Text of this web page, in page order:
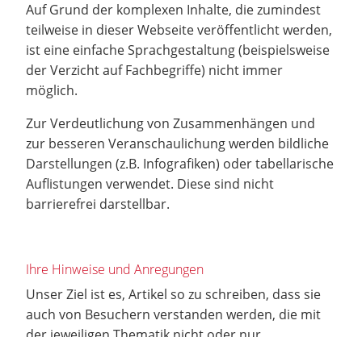
Auf Grund der komplexen Inhalte, die zumindest
teilweise in dieser Webseite veröffentlicht werden,
ist eine einfache Sprachgestaltung (beispielsweise
der Verzicht auf Fachbegriffe) nicht immer
möglich.
Zur Verdeutlichung von Zusammenhängen und
zur besseren Veranschaulichung werden bildliche
Darstellungen (z.B. Infografiken) oder tabellarische
Auflistungen verwendet. Diese sind nicht
barrierefrei darstellbar.
Ihre Hinweise und Anregungen
Unser Ziel ist es, Artikel so zu schreiben, dass sie
auch von Besuchern verstanden werden, die mit